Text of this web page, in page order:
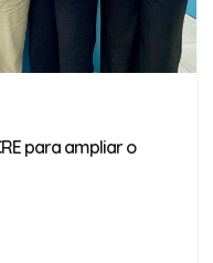
para ampliar o